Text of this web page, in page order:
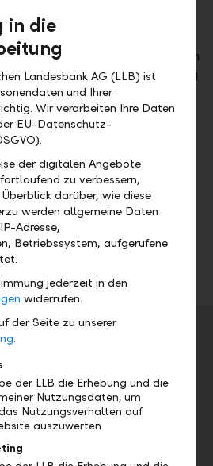
auf über CHF 70
organisches Wachstum,
in den Heimmärkten
und Österreich. Als Ergänzung
plant die LLB-Gruppe, ihr
stärken und geografisch zu
Eintritt in den Schweizer
durch den Erwerb
führt die LLB-Gruppe
Wachstum in
Fondsdienstleistungen in
AG (LLB) ist das
im Fürstentum Liechtenstein.
Liechtenstein. Die Aktien sind
LLBN). Die LLB-Gruppe bietet
Dienstleistungen im Wealth
im Private Banking,
bei Fund Services. Mit 1'523
in die
Landesbank AG (LLB) ist
und Ihrer
Wir verarbeiten Ihre Daten
EU-Datenschutz-
der digitalen Angebote
zu verbessern,
darüber, wie diese
werden allgemeine Daten
Adresse,
Betriebssystem, aufgerufene
jederzeit in den
widerrufen.
der Seite zu unserer
der LLB die Erhebung und die
Nutzungsdaten, um
Nutzungsverhalten auf
auszuwerten